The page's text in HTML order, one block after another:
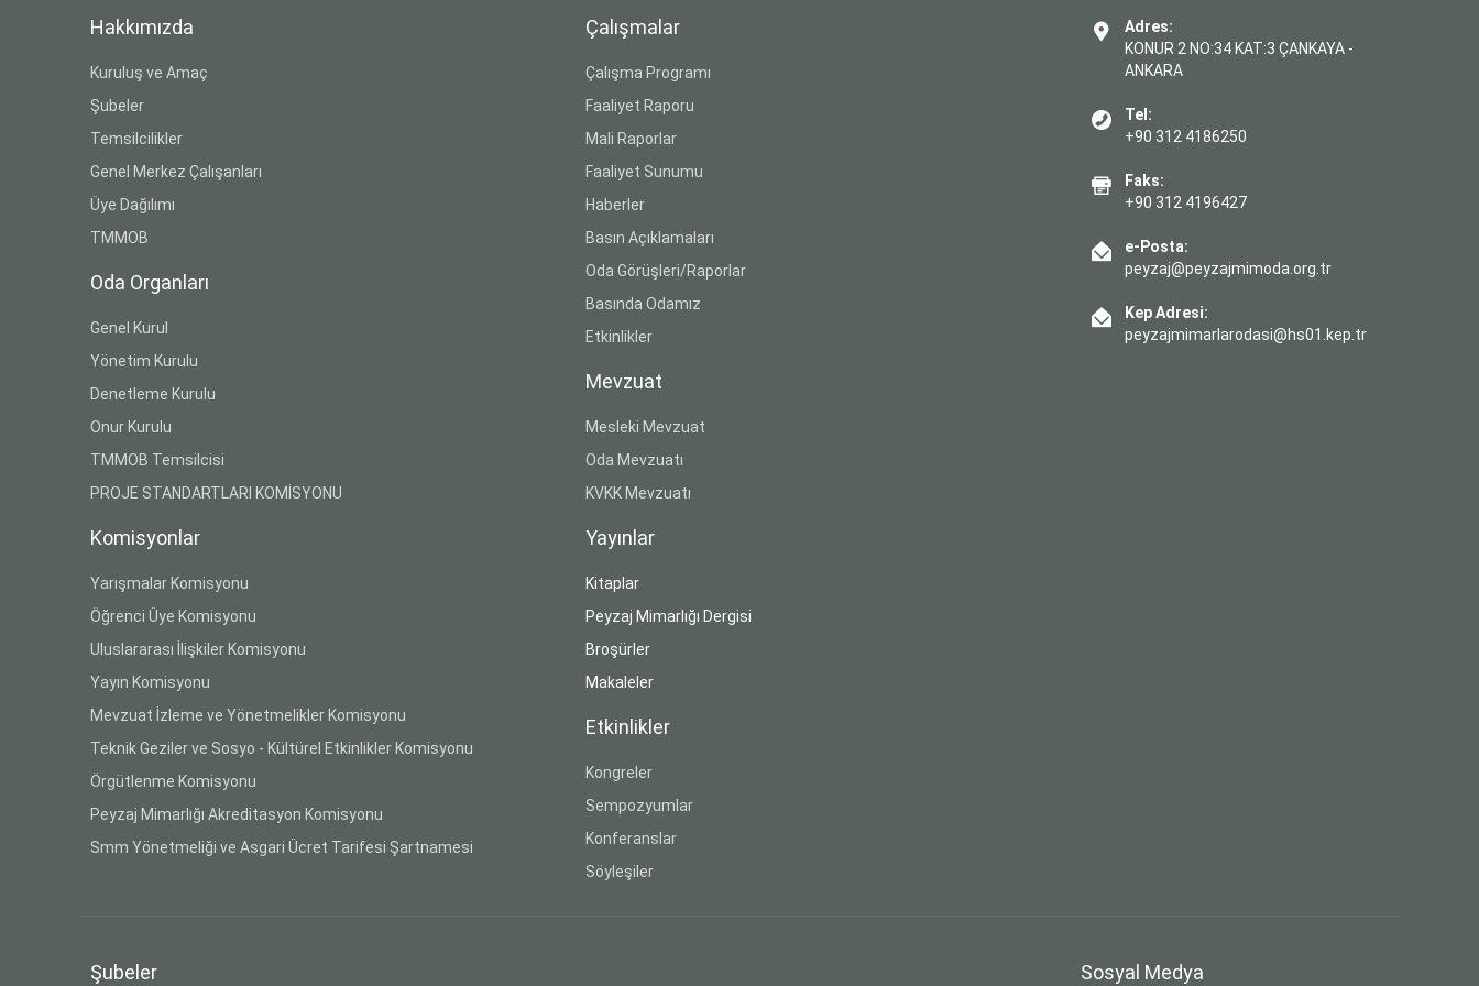
Hakkımızda
Kuruluş ve Amaç
Şubeler
Temsilcilikler
Genel Merkez Çalışanları
Üye Dağılımı
TMMOB
Oda Organları
Genel Kurul
Yönetim Kurulu
Denetleme Kurulu
Onur Kurulu
TMMOB Temsilcisi
PROJE STANDARTLARI KOMİSYONU
Komisyonlar
Yarışmalar Komisyonu
Öğrenci Üye Komisyonu
Uluslararası İlişkiler Komisyonu
Yayın Komisyonu
Mevzuat İzleme ve Yönetmelikler Komisyonu
Teknik Geziler ve Sosyo - Kültürel Etkinlikler Komisyonu
Örgütlenme Komisyonu
Peyzaj Mimarlığı Akreditasyon Komisyonu
Smm Yönetmeliği ve Asgari Ücret Tarifesi Şartnamesi
Çalışmalar
Çalışma Programı
Faaliyet Raporu
Mali Raporlar
Faaliyet Sunumu
Haberler
Basın Açıklamaları
Oda Görüşleri/Raporlar
Basında Odamız
Etkinlikler
Mevzuat
Mesleki Mevzuat
Oda Mevzuatı
KVKK Mevzuatı
Yayınlar
Kitaplar
Peyzaj Mimarlığı Dergisi
Broşürler
Makaleler
Etkinlikler
Kongreler
Sempozyumlar
Konferanslar
Söyleşiler
Adres:
KONUR 2 NO:34 KAT:3 ÇANKAYA -
ANKARA
Tel:
+90 312 4186250
Faks:
+90 312 4196427
e-Posta:
peyzaj@peyzajmimoda.org.tr
Kep Adresi:
peyzajmimarlarodasi@hs01.kep.tr
Şubeler Sosyal Medya